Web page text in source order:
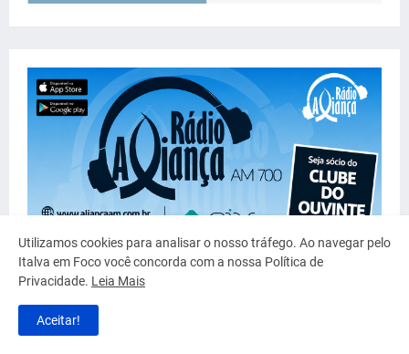
Utilizamos cookies para analisar o nosso tráfego. Ao navegar pelo
Italva em Foco você concorda com a nossa Política de
Privacidade. Leia Mais
Aceitar!